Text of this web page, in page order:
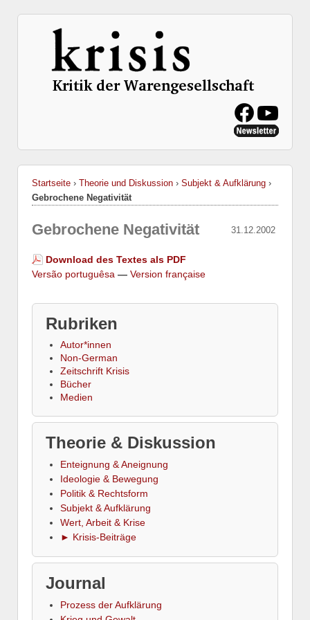
Startseite › Theorie und Diskussion › Subjekt & Aufklärung ›
Gebrochene Negativität
31.12.2002
Gebrochene Negativität
Download des Textes als PDF
Versão portuguêsa — Version française
Rubriken
Autor*innen
Non-German
Zeitschrift Krisis
Bücher
Medien
Theorie & Diskussion
Enteignung & Aneignung
Ideologie & Bewegung
Politik & Rechtsform
Subjekt & Aufklärung
Wert, Arbeit & Krise
► Krisis-Beiträge
Journal
Prozess der Aufklärung